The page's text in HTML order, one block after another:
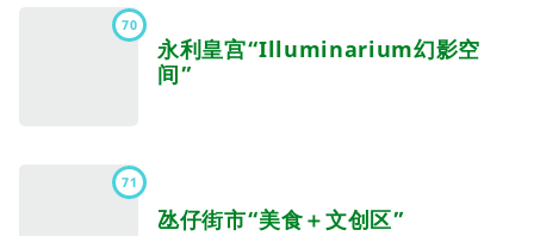
70
永利皇宫“Illuminarium幻影空
间”
71
氹仔街市“美食＋文创区”